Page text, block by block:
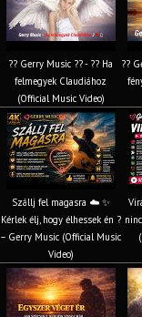
?? Gerry Music ?? - ?? Ha
felmegyek Claudiához
(Official Music Video)
??
Szállj fel magasra ☁️ ✨
Kérlek élj, hogy élhessek én ?
– Gerry Music (Official Music
Video)